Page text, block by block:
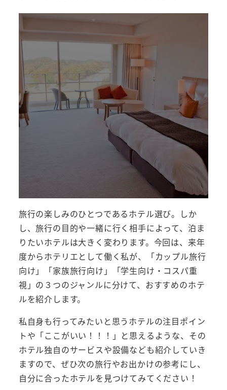
旅行の楽しみのひとつであるホテル選び。しか
し、旅行の目的や一緒に行く相手によって、泊ま
りたいホテルは大きく変わります。今回は、来年
度からホテリエとして働く私が、「カップル旅行
向け」「家族旅行向け」「学生向け・コスパ重
視」の３つのジャンルに分けて、おすすめのホテ
ルを紹介します。
私自身も行ってみたいと思うホテルの注目ポイン
トや「ここがいい！！！」と思えるような、その
ホテル独自のサービスや設備なども紹介していき
ますので、ぜひ次の旅行やお出かけの参考にし、
自分に合ったホテルを見つけてみてください！